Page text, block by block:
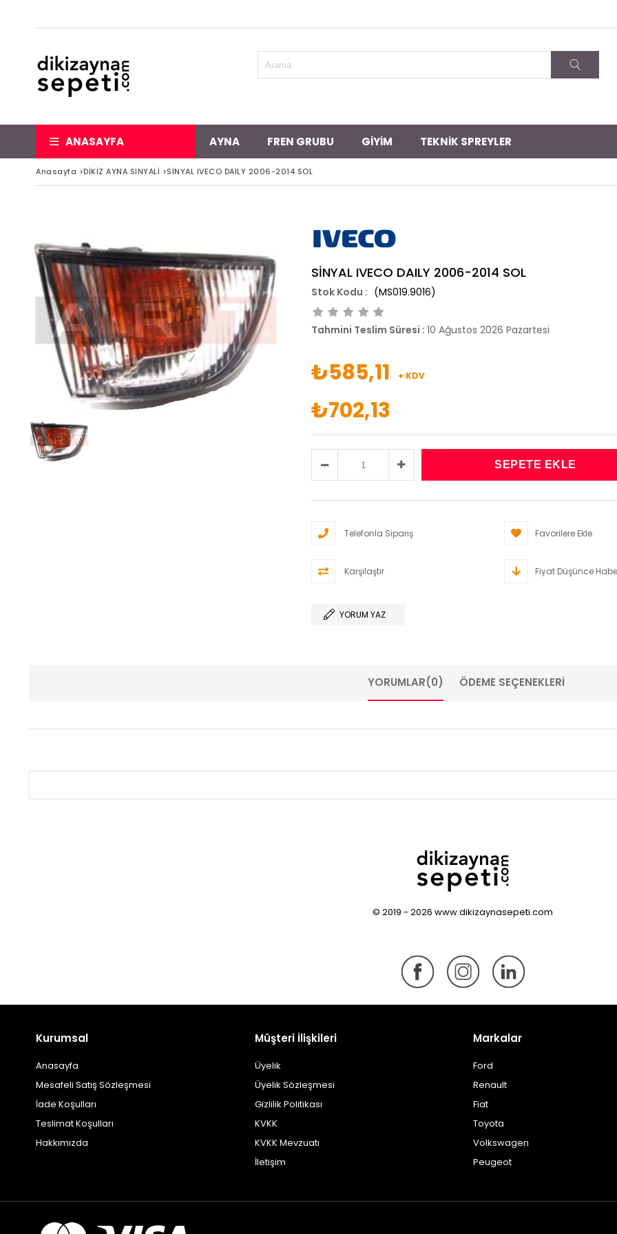
ANASAYFA AYNA FREN GRUBU GİYİM TEKNİK SPREYLER
Anasayfa >DİKİZ AYNA SİNYALİ >SİNYAL IVECO DAILY 2006-2014 SOL
SİNYAL IVECO DAILY 2006-2014 SOL
(MS019.9016)
Tahmini Teslim Süresi : 10 Ağustos 2026 Pazartesi
₺585,11 + KDV
₺702,13
Telefonla Sipariş Favorilere Ekle
Karşılaştır Fiyat Düşünce
YORUM YAZ
YORUMLAR(0) ÖDEME SEÇENEKLERI
© 2019 - 2026 www.dikizaynasepeti.com
Kurumsal
Anasayfa
Mesafeli Satış Sözleşmesi
İade Koşulları
Teslimat Koşulları
Hakkımızda
Müşteri İlişkileri
Üyelik
Üyelik Sözleşmesi
Gizlilik Politikası
KVKK
KVKK Mevzuatı
İletişim
Markalar
Ford
Renault
Fiat
Toyota
Volkswagen
Peugeot